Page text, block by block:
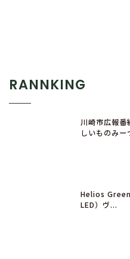
RANNKING
川崎市広報番
しいものみー
Helios Green
LED）ヴ...